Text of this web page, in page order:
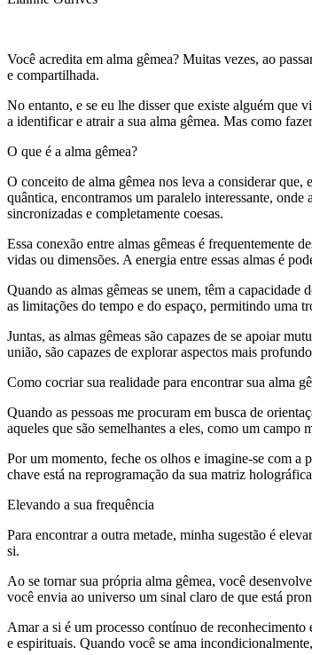
Você acredita em alma gêmea? Muitas vezes, ao
e compartilhada.
No entanto, e se eu lhe disser que existe alguém que
a identificar e atrair a sua alma gêmea. Mas como
O que é a alma gêmea?
O conceito de alma gêmea nos leva a considerar
quântica, encontramos um paralelo interessante,
sincronizadas e completamente coesas.
Essa conexão entre almas gêmeas é frequentemente
vidas ou dimensões. A energia entre essas almas é
Quando as almas gêmeas se unem, têm a
as limitações do tempo e do espaço, permitindo uma
Juntas, as almas gêmeas são capazes de se apoiar
união, são capazes de explorar aspectos mais
Como cocriar sua realidade para encontrar sua alma
Quando as pessoas me procuram em busca de
aqueles que são semelhantes a eles, como um
Por um momento, feche os olhos e imagine-se com a
chave está na reprogramação da sua matriz
Elevando a sua frequência
Para encontrar a outra metade, minha sugestão é
si.
Ao se tornar sua própria alma gêmea, você
você envia ao universo um sinal claro de que está
Amar a si é um processo contínuo de reconhecimento
e espirituais. Quando você se ama